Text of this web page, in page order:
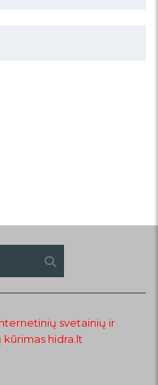
svetainių ir
kūrimas hidra.lt